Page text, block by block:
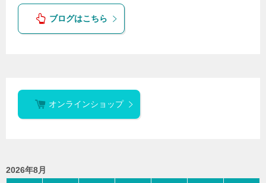
ブログはこちら
オンラインショップ
2026年8月